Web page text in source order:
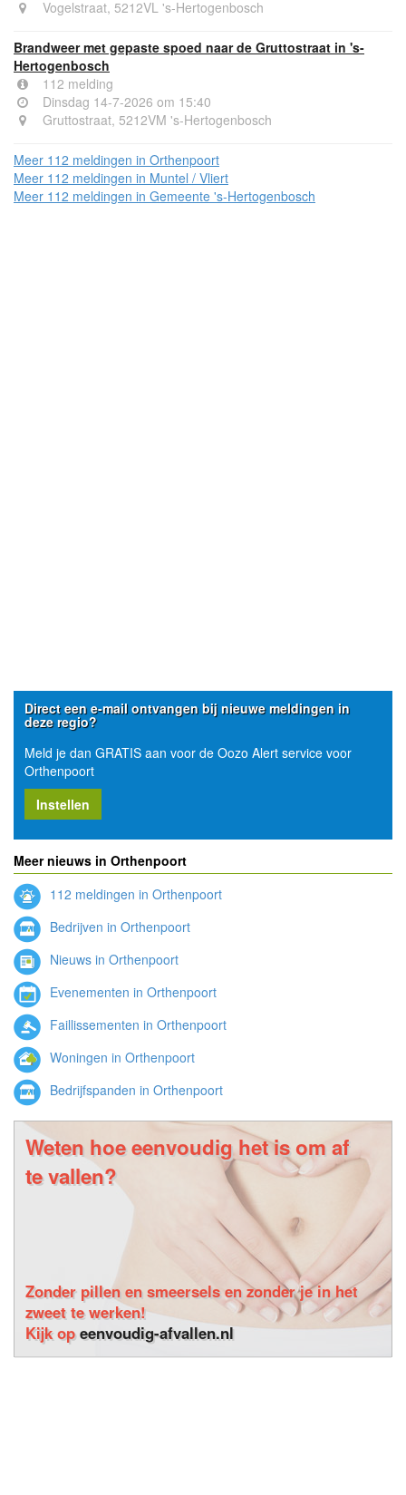
Vogelstraat, 5212VL 's-Hertogenbosch
Brandweer met gepaste spoed naar de Gruttostraat in 's-
Hertogenbosch
112 melding
Dinsdag 14-7-2026 om 15:40
Gruttostraat, 5212VM 's-Hertogenbosch
Meer 112 meldingen in Orthenpoort
Meer 112 meldingen in Muntel / Vliert
Meer 112 meldingen in Gemeente 's-Hertogenbosch
Direct een e-mail ontvangen bij nieuwe meldingen in
deze regio?
Meld je dan GRATIS aan voor de Oozo Alert service voor
Orthenpoort
Instellen
Meer nieuws in Orthenpoort
112 meldingen in Orthenpoort
Bedrijven in Orthenpoort
Nieuws in Orthenpoort
Evenementen in Orthenpoort
Faillissementen in Orthenpoort
Woningen in Orthenpoort
Bedrijfspanden in Orthenpoort
Weten hoe eenvoudig het is om af
te vallen?
Zonder pillen en smeersels en zonder je in het
zweet te werken!
Kijk opeenvoudig-afvallen.nl